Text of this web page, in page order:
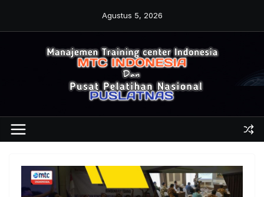
Agustus 5, 2026